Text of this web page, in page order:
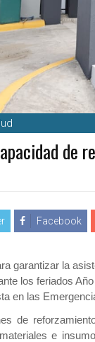
de
Facebook
garantizar la
los feriados
en las
de
e